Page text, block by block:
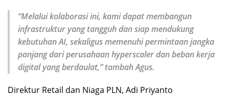
“Melalui kolaborasi ini, kami dapat membangun
infrastruktur yang tangguh dan siap mendukung
kebutuhan AI, sekaligus memenuhi permintaan jangka
panjang dari perusahaan hyperscaler dan beban kerja
digital yang berdaulat,” tambah Agus.
Direktur Retail dan Niaga PLN, Adi Priyanto